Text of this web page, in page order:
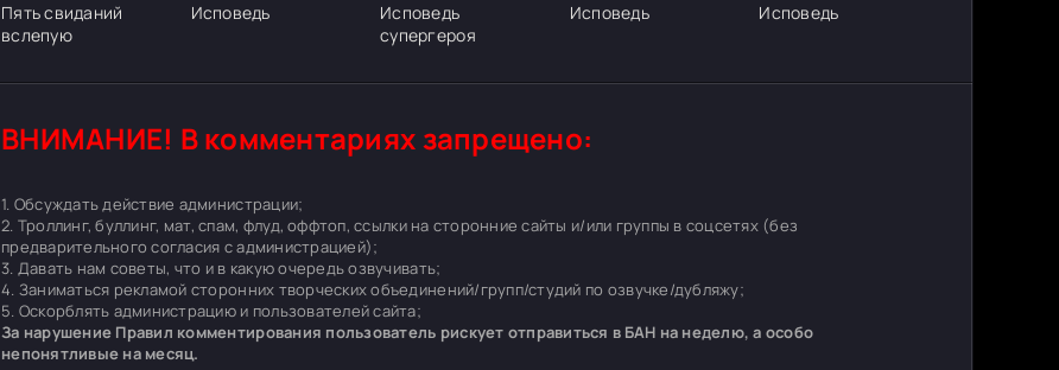
Пять свиданий
вслепую
Исповедь
Исповедь
супергероя
Исповедь Исповедь
ВНИМАНИЕ! В комментариях запрещено:
1. Обсуждать действие администрации;
2. Троллинг, буллинг, мат, спам, флуд, оффтоп, ссылки на сторонние сайты и/или группы в соцсетях (без
предварительного согласия с администрацией);
3. Давать нам советы, что и в какую очередь озвучивать;
4. Заниматься рекламой сторонних творческих объединений/групп/студий по озвучке/дубляжу;
5. Оскорблять администрацию и пользователей сайта;
За нарушение Правил комментирования пользователь рискует отправиться в БАН на неделю, а особо
непонятливые на месяц.